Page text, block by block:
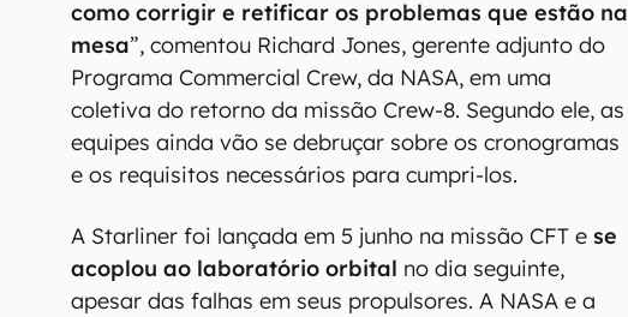
como corrigir e retificar os problemas que estão na
mesa”, comentou Richard Jones, gerente adjunto do
Programa Commercial Crew, da NASA, em uma
coletiva do retorno da missão Crew-8. Segundo ele, as
equipes ainda vão se debruçar sobre os cronogramas
e os requisitos necessários para cumpri-los.
A Starliner foi lançada em 5 junho na missão CFT ese
acoplou ao laboratório orbital no dia seguinte,
apesar das falhas em seus propulsores. A NASA e a